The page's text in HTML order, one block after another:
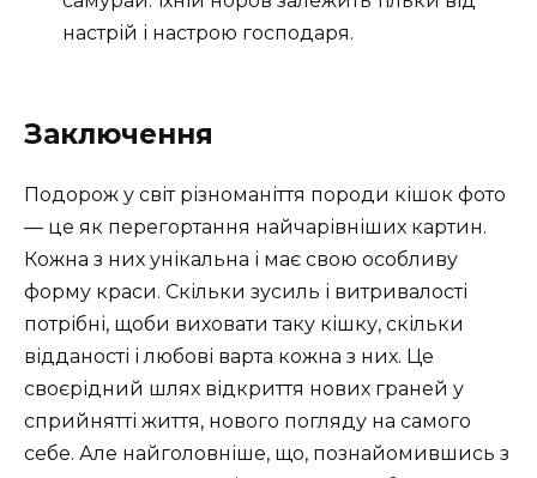
настрій і настрою господаря.
Заключення
Подорож у світ різноманіття породи кішок фото
— це як перегортання найчарівніших картин.
Кожна з них унікальна і має свою особливу
форму краси. Скільки зусиль і витривалості
потрібні, щоби виховати таку кішку, скільки
відданості і любові варта кожна з них. Це
своєрідний шлях відкриття нових граней у
сприйнятті життя, нового погляду на самого
себе. Але найголовніше, що, познайомившись з